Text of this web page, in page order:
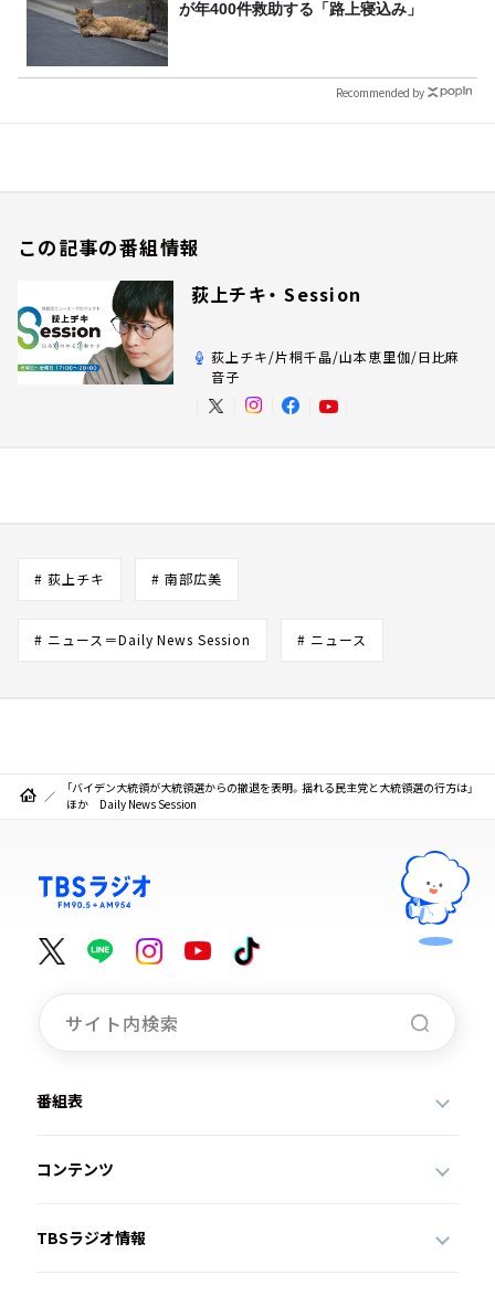
が年400件救助する「路上寝込み」
Recommended by
この記事の番組情報
荻上チキ・ Session
荻上チキ/片桐千晶/山本恵里伽/日比麻
音子
# 荻上チキ # 南部広美
# ニュース＝Daily News Session # ニュース
「バイデン大統領が大統領選からの撤退を表明。揺れる民主党と大統領選の行方は」
ほか Daily News Session
番組表
コンテンツ
TBSラジオ情報